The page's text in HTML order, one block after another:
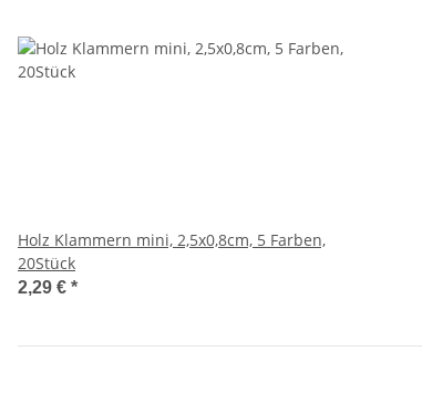
Holz Klammern mini, 2,5x0,8cm, 5 Farben,
20Stück
2,29 € *